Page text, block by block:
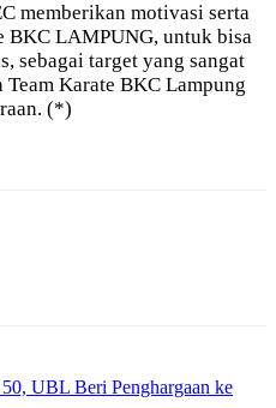
memberikan motivasi serta
BKC LAMPUNG, untuk bisa
sebagai target yang sangat
Karate BKC Lampung
(*)
UBL Beri Penghargaan ke